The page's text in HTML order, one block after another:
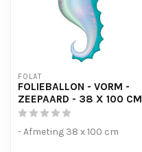
FOLAT
FOLIEBALLON - VORM -
ZEEPAARD - 38 X 100 CM
- Afmeting 38 x 100 cm